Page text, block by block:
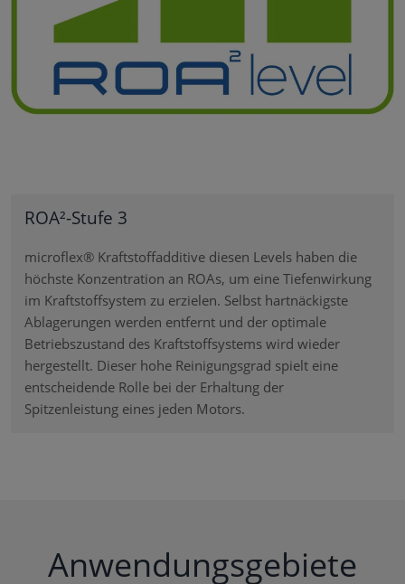
ROA²-Stufe 3
microflex® Kraftstoffadditive diesen Levels haben die
höchste Konzentration an ROAs, um eine Tiefenwirkung
im Kraftstoffsystem zu erzielen. Selbst hartnäckigste
Ablagerungen werden entfernt und der optimale
Betriebszustand des Kraftstoffsystems wird wieder
hergestellt. Dieser hohe Reinigungsgrad spielt eine
entscheidende Rolle bei der Erhaltung der
Spitzenleistung eines jeden Motors.
Anwendungsgebiete